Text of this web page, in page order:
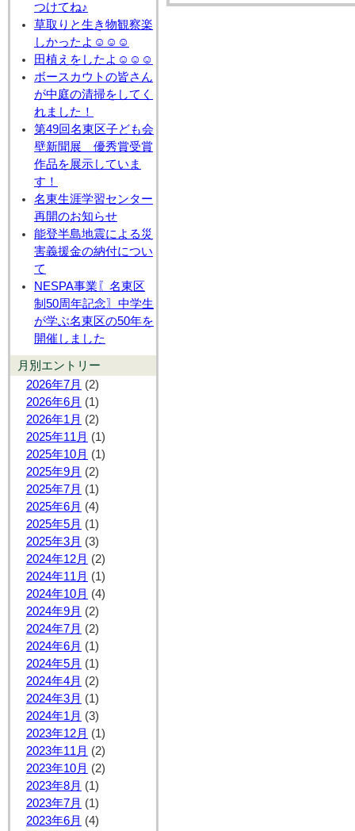
つけてね♪
草取りと生き物観察楽
しかったよ☺☺☺
田植えをしたよ☺☺☺
ボースカウトの皆さん
が中庭の清掃をしてく
れました！
第49回名東区子ども会
壁新聞展 優秀賞受賞
作品を展示していま
す！
名東生涯学習センター
再開のお知らせ
能登半島地震による災
害義援金の納付につい
て
NESPA事業〖名東区
制50周年記念〗中学生
が学ぶ名東区の50年を
開催しました
月別エントリー
2026年7月 (2)
2026年6月 (1)
2026年1月 (2)
2025年11月 (1)
2025年10月 (1)
2025年9月 (2)
2025年7月 (1)
2025年6月 (4)
2025年5月 (1)
2025年3月 (3)
2024年12月 (2)
2024年11月 (1)
2024年10月 (4)
2024年9月 (2)
2024年7月 (2)
2024年6月 (1)
2024年5月 (1)
2024年4月 (2)
2024年3月 (1)
2024年1月 (3)
2023年12月 (1)
2023年11月 (2)
2023年10月 (2)
2023年8月 (1)
2023年7月 (1)
2023年6月 (4)